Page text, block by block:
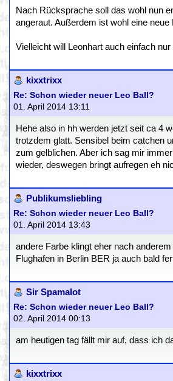
Nach Rücksprache soll das wohl nun
angeraut. Außerdem ist wohl eine
Vielleicht will Leonhart auch einfach
kixxtrixx
Re: Schon wieder neuer Leo Ball?
01. April 2014 13:11
Hehe also in hh werden jetzt seit ca 4
trotzdem glatt. Sensibel beim catchen
zum gelblichen. Aber ich sag mir
wieder, deswegen bringt aufregen eh
Publikumsliebling
Re: Schon wieder neuer Leo Ball?
01. April 2014 13:43
andere Farbe klingt eher nach
Flughafen in Berlin BER ja auch bald
Sir Spamalot
Re: Schon wieder neuer Leo Ball?
02. April 2014 00:13
am heutigen tag fällt mir auf, dass ich
kixxtrixx